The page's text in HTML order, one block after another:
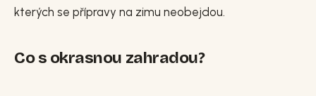
kterých se přípravy na zimu neobejdou.
Co s okrasnou zahradou?